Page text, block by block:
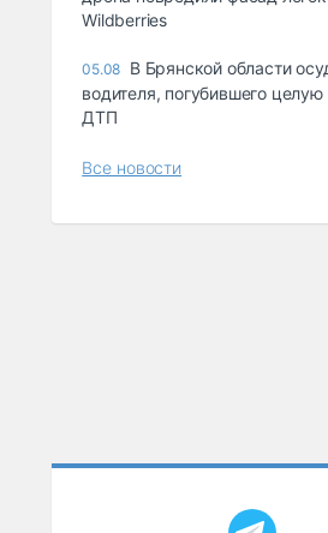
Wildberries
05.08 В Брянской области
водителя, погубившего
ДТП
Все новости